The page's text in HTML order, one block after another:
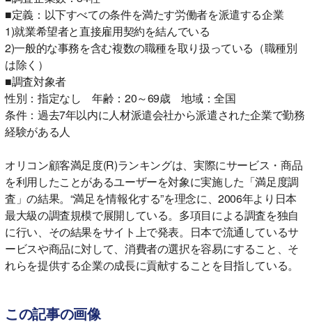
■定義：以下すべての条件を満たす労働者を派遣する企業
1)就業希望者と直接雇用契約を結んでいる
2)一般的な事務を含む複数の職種を取り扱っている（職種別
は除く）
■調査対象者
性別：指定なし 年齢：20～69歳 地域：全国
条件：過去7年以内に人材派遣会社から派遣された企業で勤務
経験がある人
オリコン顧客満足度(R)ランキングは、実際にサービス・商品
を利用したことがあるユーザーを対象に実施した「満足度調
査」の結果。“満足を情報化する”を理念に、2006年より日本
最大級の調査規模で展開している。多項目による調査を独自
に行い、その結果をサイト上で発表。日本で流通しているサ
ービスや商品に対して、消費者の選択を容易にすること、そ
れらを提供する企業の成長に貢献することを目指している。
この記事の画像